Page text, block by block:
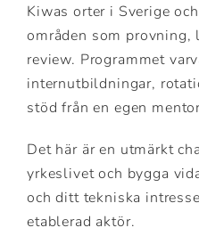
Kiwas orter i Sverige
områden som
review. Programmet
internutbildningar,
stöd från en egen
Det här är en utmärkt
yrkeslivet och bygga
och ditt tekniska
etablerad aktör.